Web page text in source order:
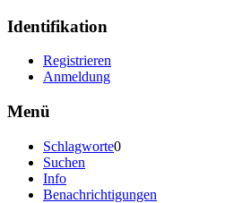
Identifikation
Registrieren
Anmeldung
Menü
Schlagworte0
Suchen
Info
Benachrichtigungen